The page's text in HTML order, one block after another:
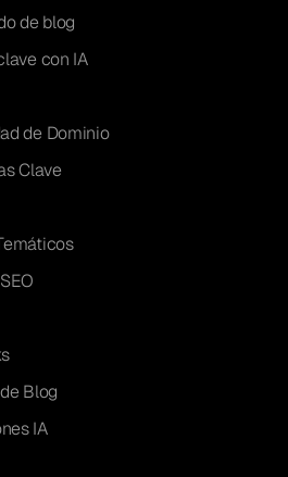
de blog
con IA
de Dominio
Clave
Blog
IA